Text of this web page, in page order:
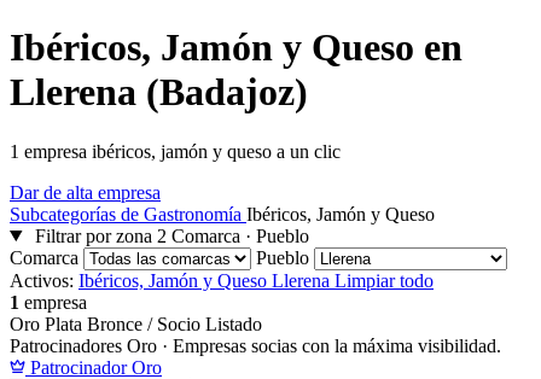
Ibéricos, Jamón y Queso en
Llerena (Badajoz)
1 empresa ibéricos, jamón y queso a un clic
Dar de alta empresa
Subcategorías de Gastronomía Ibéricos, Jamón y Queso
Filtrar por zona 2 Comarca · Pueblo
Comarca
Pueblo
Activos: Ibéricos, Jamón y Queso Llerena Limpiar todo
1 empresa
Oro Plata Bronce / Socio Listado
Patrocinadores Oro · Empresas socias con la máxima visibilidad.
Patrocinador Oro